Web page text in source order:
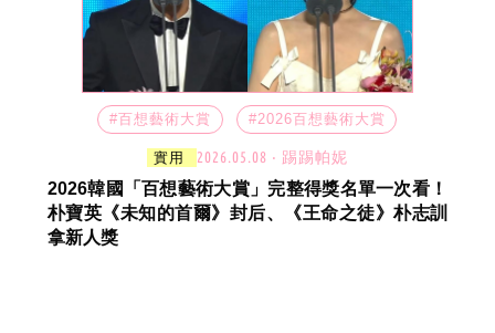
#百想藝術大賞 #2026百想藝術大賞
實用 2026.05.08 ‧ 踢踢帕妮
2026韓國「百想藝術大賞」完整得獎名單一次看！
朴寶英《未知的首爾》封后、《王命之徒》朴志訓
拿新人獎